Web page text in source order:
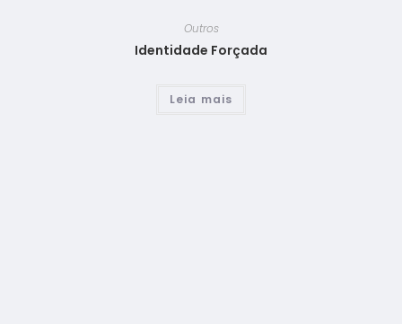
Outros
Identidade Forçada
Leia mais